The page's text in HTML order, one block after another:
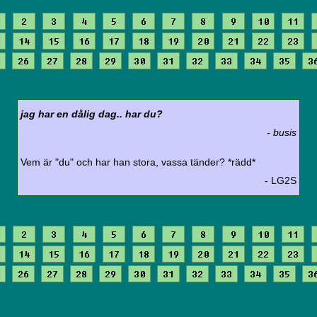
2 3 4 5 6 7 8 9 10 11
14 15 16 17 18 19 20 21 22 23
26 27 28 29 30 31 32 33 34 35
jag har en dålig dag.. har du?
- busis
Vem är "du" och har han stora, vassa tänder? *rädd*
- LG2S
2 3 4 5 6 7 8 9 10 11
14 15 16 17 18 19 20 21 22 23
26 27 28 29 30 31 32 33 34 35